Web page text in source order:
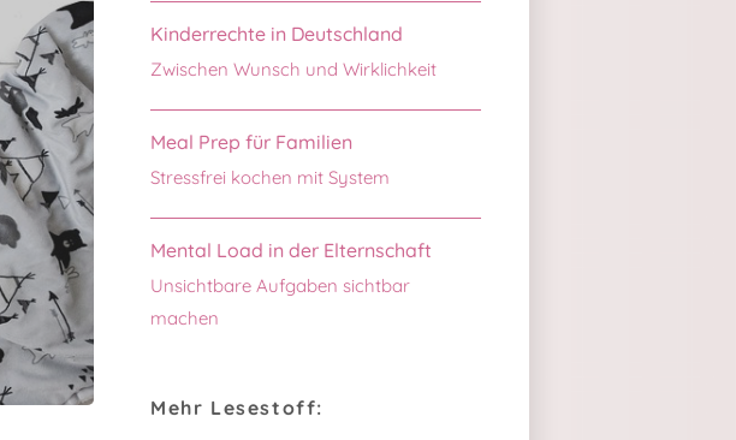
Kinderrechte in Deutschland
Zwischen Wunsch und Wirklichkeit
Meal Prep für Familien
Stressfrei kochen mit System
Mental Load in der Elternschaft
Unsichtbare Aufgaben sichtbar
machen
Mehr Lesestoff: